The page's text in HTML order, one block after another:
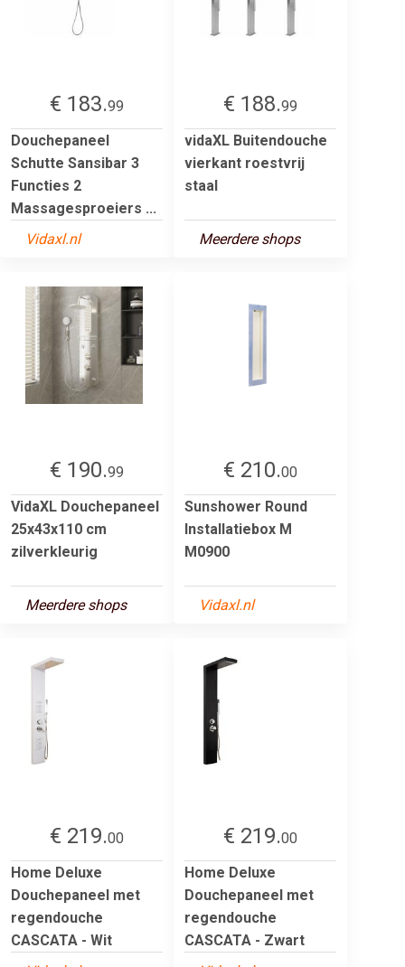
€ 183.99
Douchepaneel
Schutte Sansibar 3
Functies 2
Massagesproeiers ...
Vidaxl.nl
€ 188.99
vidaXL Buitendouche
vierkant roestvrij
staal
Meerdere shops
€ 190.99
VidaXL Douchepaneel
25x43x110 cm
zilverkleurig
Meerdere shops
€ 210.00
Sunshower Round
Installatiebox M
M0900
Vidaxl.nl
€ 219.00
Home Deluxe
Douchepaneel met
regendouche
CASCATA - Wit
€ 219.00
Home Deluxe
Douchepaneel met
regendouche
CASCATA - Zwart